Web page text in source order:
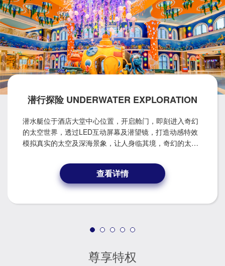
潜行探险 UNDERWATER EXPLORATION
潜水艇位于酒店大堂中心位置，开启舱门，即刻进入奇幻
的太空世界，透过LED互动屏幕及潜望镜，打造动感特效
模拟真实的太空及深海景象，让人身临其境，奇幻的太空
center of the hotel lobby. You can take it to experience
the wonders of the space world through realistic
simulation. Use the periscope and interactive LED
查看详情
尊享特权